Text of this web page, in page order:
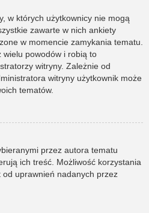
w których użytkownicy nie mogą
zawarte w nich ankiety
w momencie zamykania tematu.
wielu powodów i robią to
witryny. Zależnie od
witryny użytkownik może
tematów.
przez autora tematu
ich treść. Możliwość korzystania
uprawnień nadanych przez